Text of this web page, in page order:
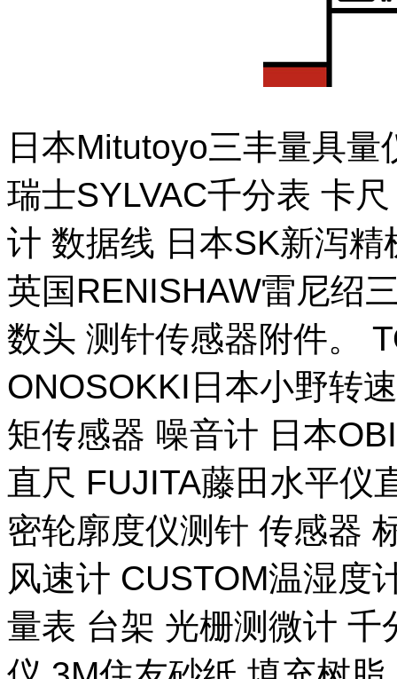
日本Mitutoyo三丰量具
瑞士SYLVAC千分表 卡
计 数据线 日本SK新泻
英国RENISHAW雷尼绍
数头 测针传感器附件。
ONOSOKKI日本小野转
矩传感器 噪音计 日本
直尺 FUJITA藤田水平仪
密轮廓度仪测针 传感器
风速计 CUSTOM温湿度
量表 台架 光栅测微计